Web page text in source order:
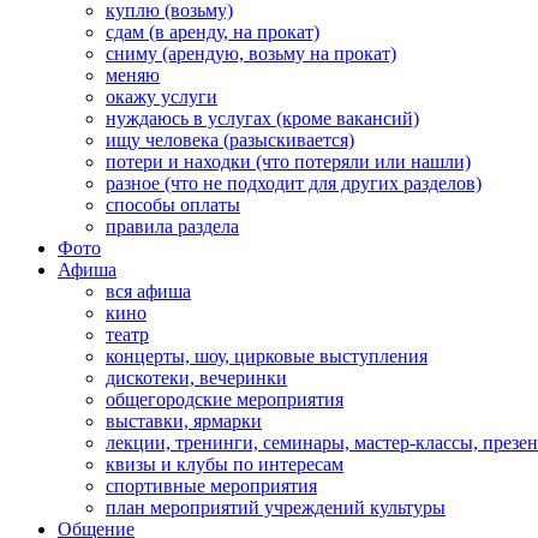
куплю (возьму)
сдам (в аренду, на прокат)
сниму (арендую, возьму на прокат)
меняю
окажу услуги
нуждаюсь в услугах (кроме вакансий)
ищу человека (разыскивается)
потери и находки (что потеряли или нашли)
разное (что не подходит для других разделов)
способы оплаты
правила раздела
Фото
Афиша
вся афиша
кино
театр
концерты, шоу, цирковые выступления
дискотеки, вечеринки
общегородские мероприятия
выставки, ярмарки
лекции, тренинги, семинары, мастер-классы,
квизы и клубы по интересам
спортивные мероприятия
план мероприятий учреждений культуры
Общение